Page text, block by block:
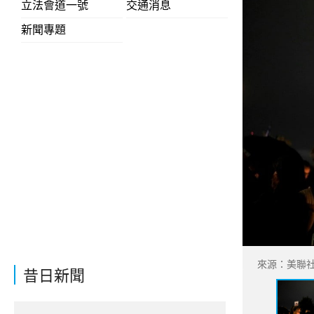
立法會道一號
交通消息
新聞專題
昔日新聞
來源：美聯